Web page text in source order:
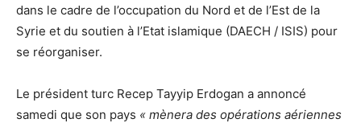
dans le cadre de l’occupation du Nord et de l’Est de la
Syrie et du soutien à l’Etat islamique (DAECH / ISIS) pour
se réorganiser.
Le président turc Recep Tayyip Erdogan a annoncé
samedi que son pays « mènera des opérations aériennes